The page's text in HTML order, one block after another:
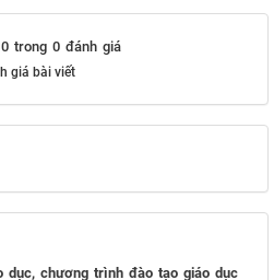
trong 0 đánh giá
giá bài viết
dục, chương trình đào tạo giáo dục